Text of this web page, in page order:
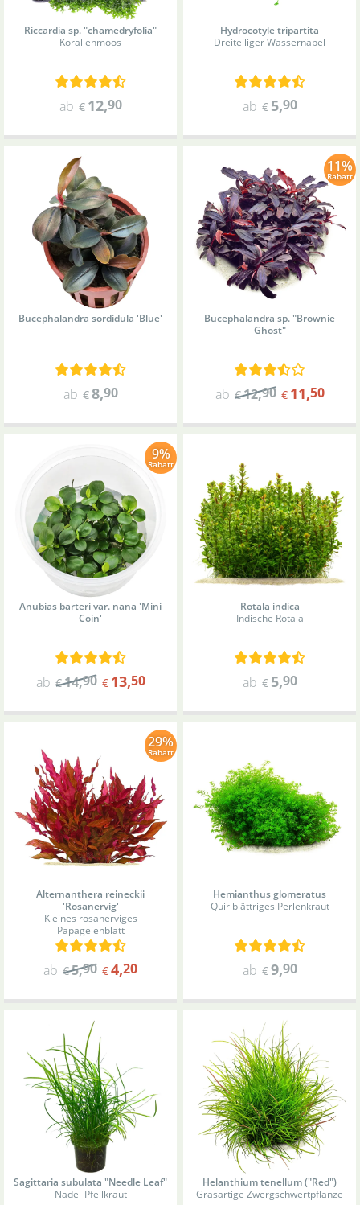
Riccardia sp. "chamedryfolia"
Korallenmoos
ab € 12,90
Hydrocotyle tripartita
Dreiteiliger Wassernabel
ab € 5,90
Bucephalandra sordidula 'Blue'
ab €8,90
11%
Rabatt
Bucephalandra sp. "Brownie
Ghost"
ab €12,90 € 11,50
9%
Rabatt
Anubias barteri var. nana 'Mini
Coin'
ab €14,90 € 13,50
Rotala indica
Indische Rotala
ab € 5,90
29%
Rabatt
Alternanthera reineckii
'Rosanervig'
Kleines rosanerviges
Papageienblatt
ab €5,90 €4,20
Hemianthus glomeratus
Quirlblättriges Perlenkraut
ab €9,90
Sagittaria subulata "Needle Leaf"
Nadel-Pfeilkraut
Helanthium tenellum ("Red")
Grasartige Zwergschwertpflanze